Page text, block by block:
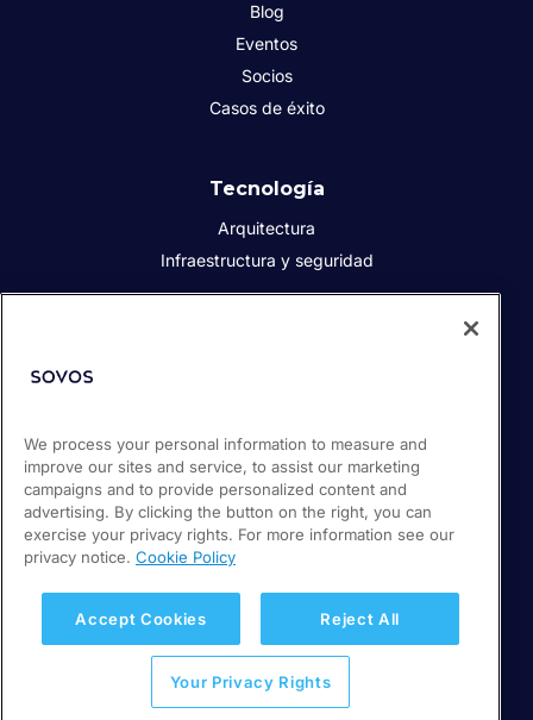
Blog
Eventos
Socios
Casos de éxito
Tecnología
Arquitectura
Infraestructura y seguridad
Prensa
Empleos
Soporte / Portal de clientes
Política de privacidad
We process your personal information to measure and
improve our sites and service, to assist our marketing
campaigns and to provide personalized content and
advertising. By clicking the button on the right, you can
exercise your privacy rights. For more information see our
privacy notice. Cookie Policy
Accept Cookies Reject All
Your Privacy Rights